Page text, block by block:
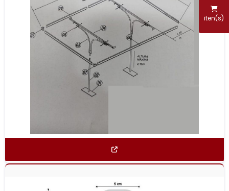
iten(s)